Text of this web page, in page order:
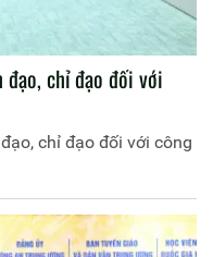
chỉ đạo đối với
chỉ đạo đối với công